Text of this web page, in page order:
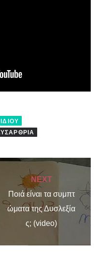
NEXT
Ποιά είναι τα συμπτ
ώματα της Δυσλεξία
ς; (video)